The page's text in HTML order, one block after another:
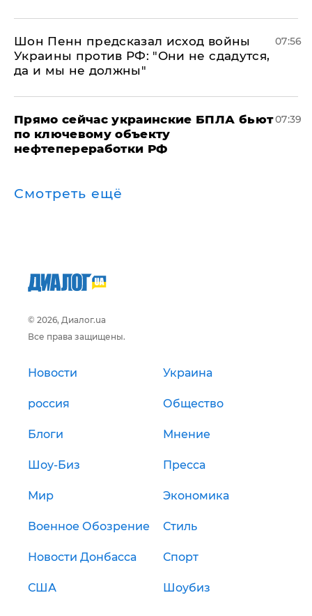
Шон Пенн предсказал исход войны
Украины против РФ: "Они не сдадутся,
да и мы не должны"
07:56
Прямо сейчас украинские БПЛА бьют
по ключевому объекту
нефтепереработки РФ
07:39
Смотреть ещё
© 2026, Диалог.ua
Все права защищены.
Новости Украина
россия Общество
Блоги Мнение
Шоу-Биз Пресса
Мир Экономика
Военное Обозрение Стиль
Новости Донбасса Спорт
США Шоубиз